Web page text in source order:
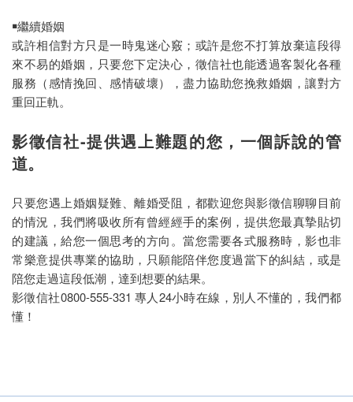
￭繼續婚姻
或許相信對方只是一時鬼迷心竅；或許是您不打算放棄這段得
來不易的婚姻，只要您下定決心，徵信社也能透過客製化各種
服務（感情挽回、感情破壞），盡力協助您挽救婚姻，讓對方
重回正軌。
影徵信社-提供遇上難題的您，一個訴說的管
道。
只要您遇上婚姻疑難、離婚受阻，都歡迎您與影徵信聊聊目前
的情況，我們將吸收所有曾經經手的案例，提供您最真摯貼切
的建議，給您一個思考的方向。當您需要各式服務時，影也非
常樂意提供專業的協助，只願能陪伴您度過當下的糾結，或是
陪您走過這段低潮，達到想要的結果。
影徵信社0800-555-331 專人24小時在線，別人不懂的，我們都
懂！